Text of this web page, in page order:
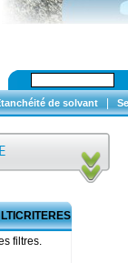
de solvant
filtres.